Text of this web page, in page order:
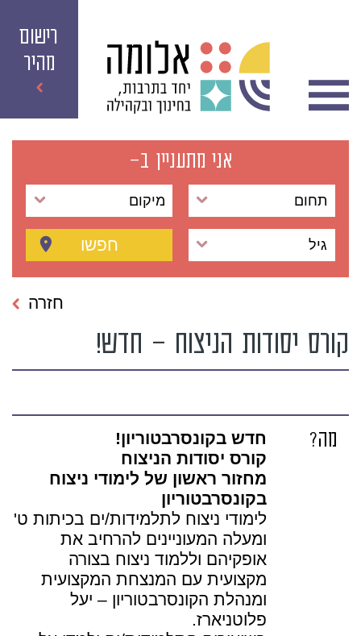
רישום
מהיר
אני מתעניין ב-
תחום מיקום
גיל חפשו
קורס יסודות הניצוח – חדש!
חזרה
מה?
חדש בקונסרבטוריון!
קורס יסודות הניצוח
מחזור ראשון של לימודי ניצוח
בקונסרבטוריון
לימודי ניצוח לתלמידות/ים בכיתות ט'
ומעלה המעוניינים להרחיב את
אופקיהם וללמוד ניצוח בצורה
מקצועית עם המנצחת המקצועית
ומנהלת הקונסרבטוריון – יעל
פלוטניארז.